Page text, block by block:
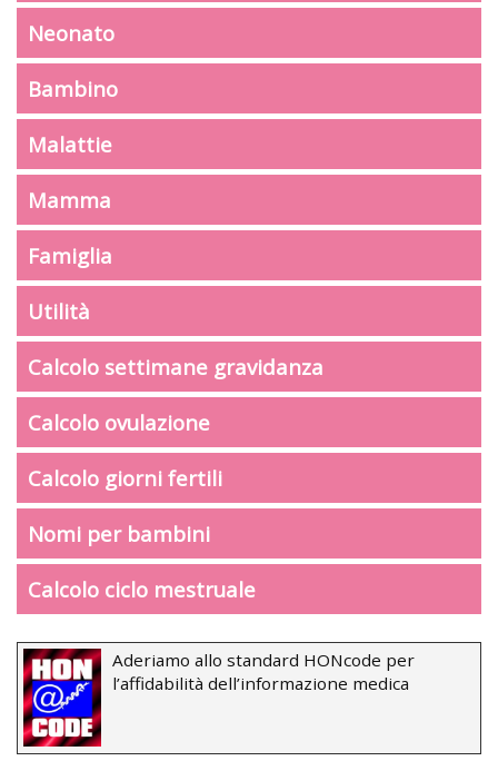
Neonato
Bambino
Malattie
Mamma
Famiglia
Utilità
Calcolo settimane gravidanza
Calcolo ovulazione
Calcolo giorni fertili
Nomi per bambini
Calcolo ciclo mestruale
Aderiamo allo standard HONcode per
l’affidabilità dell’informazione medica